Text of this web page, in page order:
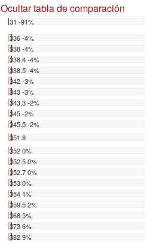
Ocultar tabla de comparación
31 -91%
336 -4%
338 -4%
338.4 -4%
338.5 -4%
342 -3%
343 -3%
343.3 -2%
345 -2%
345.5 -2%
351.8
352 0%
352.5 0%
352.7 0%
353 0%
354 1%
359.5 2%
368 5%
373 6%
382 9%